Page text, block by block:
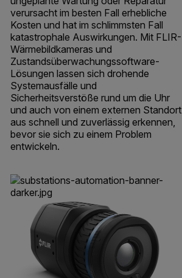
verursacht im besten Fall erhebliche
Kosten und hat im schlimmsten Fall
katastrophale Auswirkungen. Mit FLIR-
Wärmebildkameras und
Zustandsüberwachungssoftware-
Lösungen lassen sich drohende
Systemausfälle und
Sicherheitsverstöße rund um die Uhr
und auch von einem externen Standort
aus schnell und zuverlässig erkennen,
bevor sie sich zu einem Problem
entwickeln.